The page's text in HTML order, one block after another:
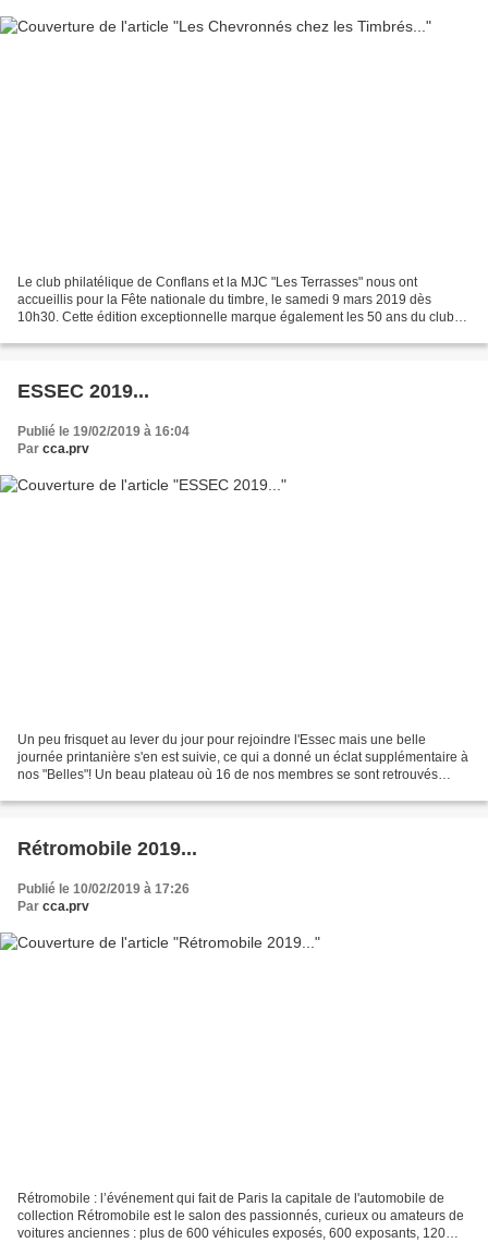
Le club philatélique de Conflans et la MJC "Les Terrasses" nous ont
accueillis pour la Fête nationale du timbre, le samedi 9 mars 2019 dès
10h30. Cette édition exceptionnelle marque également les 50 ans du club
ESSEC 2019...
Publié le 19/02/2019 à 16:04
Par cca.prv
Un peu frisquet au lever du jour pour rejoindre l'Essec mais une belle
journée printanière s'en est suivie, ce qui a donné un éclat supplémentaire à
nos "Belles"! Un beau plateau où 16 de nos membres se sont retrouvés
Rétromobile 2019...
Publié le 10/02/2019 à 17:26
Par cca.prv
Rétromobile : l’événement qui fait de Paris la capitale de l'automobile de
collection Rétromobile est le salon des passionnés, curieux ou amateurs de
voitures anciennes : plus de 600 véhicules exposés, 600 exposants, 120